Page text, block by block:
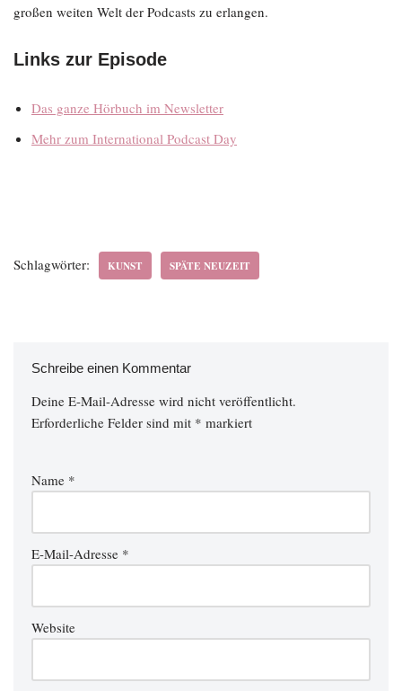
großen weiten Welt der Podcasts zu erlangen.
Links zur Episode
Das ganze Hörbuch im Newsletter
Mehr zum International Podcast Day
Schlagwörter: KUNST SPÄTE NEUZEIT
Schreibe einen Kommentar
Deine E-Mail-Adresse wird nicht veröffentlicht.
Erforderliche Felder sind mit * markiert
Name *
E-Mail-Adresse *
Website